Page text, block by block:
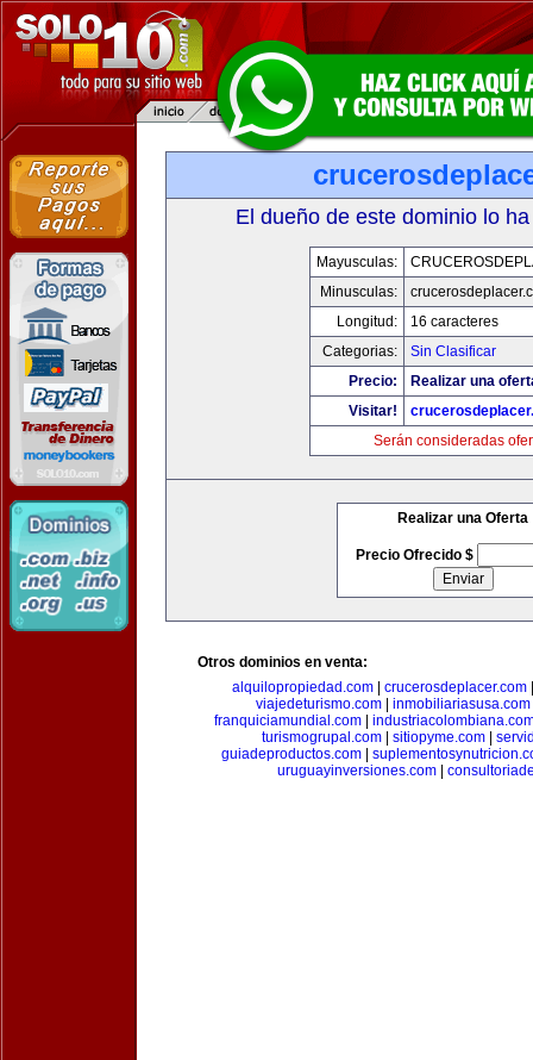
El dueño de este dominio lo
Mayusculas:
Minusculas:
Longitud:
16 caracteres
Categorias:
Sin Clasificar
Precio:
Realizar una
Visitar!
Serán consideradas
Realizar una Oferta
Precio Ofrecido $
Otros dominios en venta:
alquilopropiedad.com| crucerosdeplacer.com
viajedeturismo.com| inmobiliariasusa.com
franquiciamundial.com
turismogrupal.com
sitiopyme.com
guiadeproductos.com
uruguayinversiones.com